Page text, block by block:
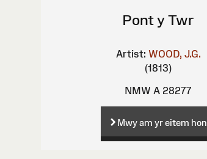
Pont y Twr
Artist: WOOD, J.G.
(1813)
NMW A 28277
Mwy am yr eitem hon